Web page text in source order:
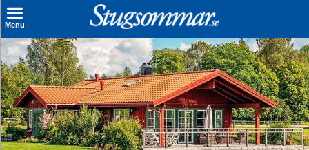
Menu
Sök stuga
Sista Minuten
Genvägar
Inspiration